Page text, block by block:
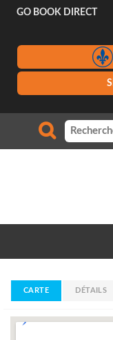
GO BOOK DIRECT
CARTE DÉTAILS